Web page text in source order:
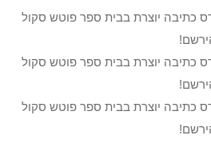
כתיבה יוצרת בבית ספר פוטש סקול
כתיבה יוצרת בבית ספר פוטש סקול
כתיבה יוצרת בבית ספר פוטש סקול